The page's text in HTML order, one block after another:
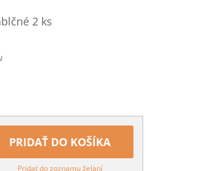
2 ks
PRIDAŤ DO KOŠÍKA
Pridať do zoznamu želaní